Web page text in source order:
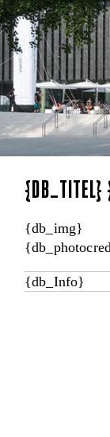
{DB_TITEL}
{db_img}
{db_Info}